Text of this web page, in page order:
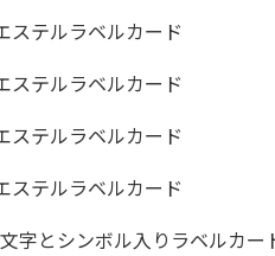
ステルラベルカード
ステルラベルカード
ステルラベルカード
ステルラベルカード
とシンボル入りラベルカー